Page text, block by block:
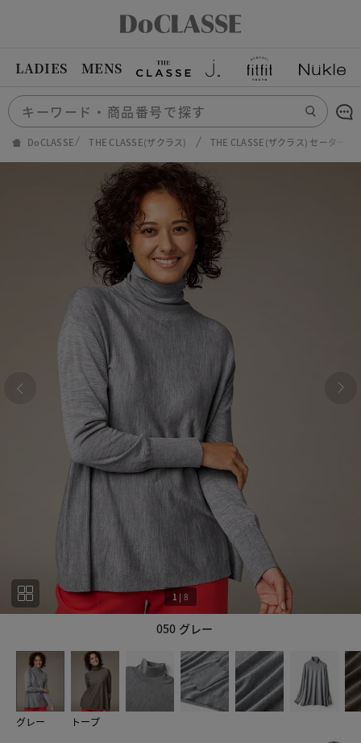
LADIES MENS
DoCLASSE THE CLASSE(ザクラス) THE CLASSE(ザクラス) セーター・
050 グレー
1 | 8
グレー トープ
8